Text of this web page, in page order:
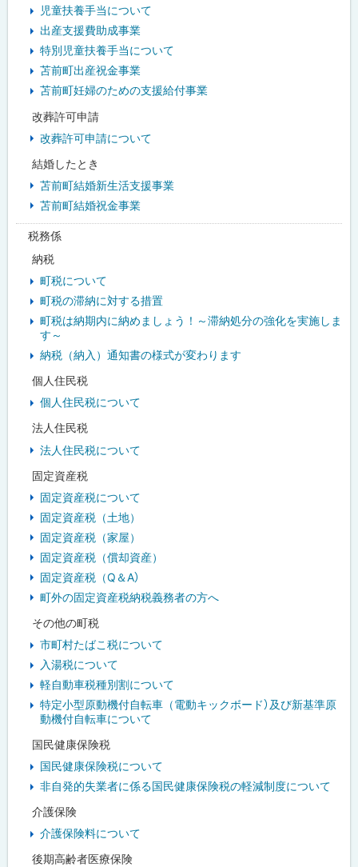
児童扶養手当について
出産支援費助成事業
特別児童扶養手当について
苫前町出産祝金事業
苫前町妊婦のための支援給付事業
改葬許可申請
改葬許可申請について
結婚したとき
苫前町結婚新生活支援事業
苫前町結婚祝金事業
税務係
納税
町税について
町税の滞納に対する措置
町税は納期内に納めましょう！～滞納処分の強化を実施しま
す～
納税（納入）通知書の様式が変わります
個人住民税
個人住民税について
法人住民税
法人住民税について
固定資産税
固定資産税について
固定資産税（土地）
固定資産税（家屋）
固定資産税（償却資産）
固定資産税（Q＆A）
町外の固定資産税納税義務者の方へ
その他の町税
市町村たばこ税について
入湯税について
軽自動車税種別割について
特定小型原動機付自転車（電動キックボード）及び新基準原
動機付自転車について
国民健康保険税
国民健康保険税について
非自発的失業者に係る国民健康保険税の軽減制度について
介護保険
介護保険料について
後期高齢者医療保険